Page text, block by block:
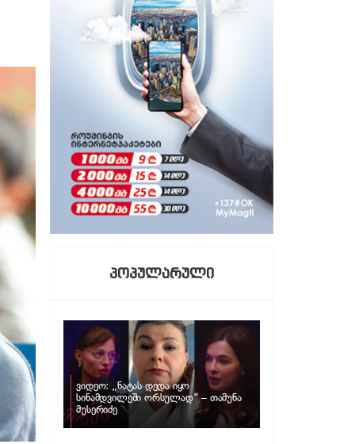
პოპულარული
ვიდეო: „ნატას დედა იყო
სინამდვილეში ორსულად“ – თამუნა
მუსერიძე